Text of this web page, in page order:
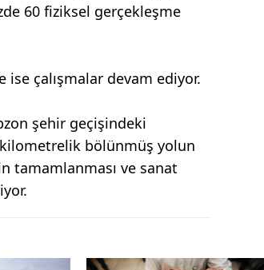
60 fiziksel gerçekleşme
çalışmalar devam ediyor.
şehir geçişindeki
bölünmüş yolun
tamamlanması ve sanat